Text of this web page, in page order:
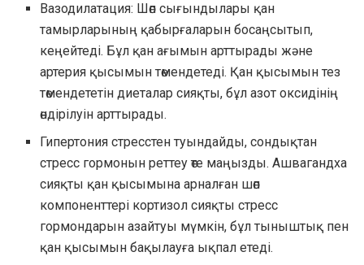
Вазодилатация: Шөп сығындылары қан
тамырларының қабырғаларын босаңсытып,
кеңейтеді. Бұл қан ағымын арттырады және
артерия қысымын төмендетеді. Қан қысымын тез
төмендететін диеталар сияқты, бұл азот оксидінің
өндірілуін арттырады.
Гипертония стресстен туындайды, сондықтан
стресс гормонын реттеу өте маңызды. Ашвагандха
сияқты қан қысымына арналған шөп
компоненттері кортизол сияқты стресс
гормондарын азайтуы мүмкін, бұл тыныштық пен
қан қысымын бақылауға ықпал етеді.